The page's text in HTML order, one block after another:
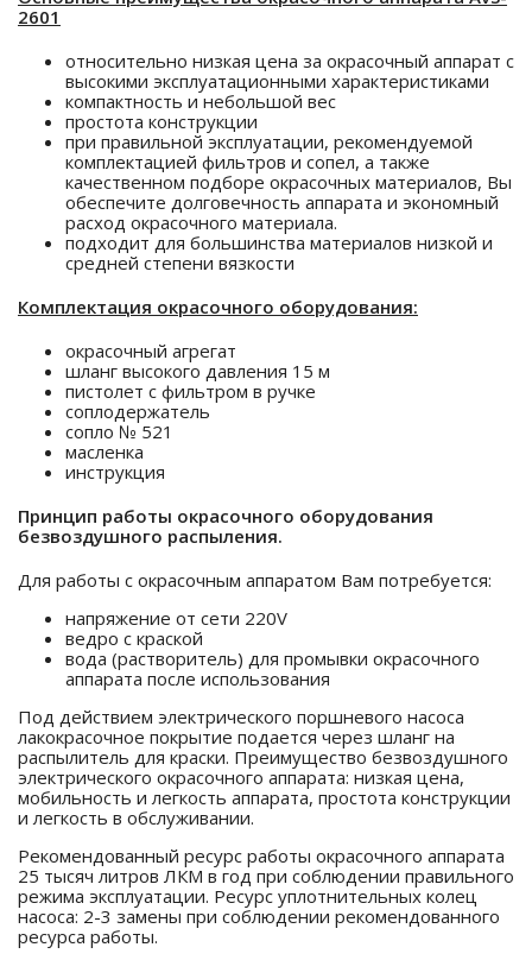
2601
относительно низкая цена за окрасочный аппарат с
высокими эксплуатационными характеристиками
компактность и небольшой вес
простота конструкции
при правильной эксплуатации, рекомендуемой
комплектацией фильтров и сопел, а также
качественном подборе окрасочных материалов, Вы
обеспечите долговечность аппарата и экономный
расход окрасочного материала.
подходит для большинства материалов низкой и
средней степени вязкости
Комплектация окрасочного оборудования:
окрасочный агрегат
шланг высокого давления 15 м
пистолет с фильтром в ручке
соплодержатель
сопло № 521
масленка
инструкция
Принцип работы окрасочного оборудования
безвоздушного распыления.
Для работы с окрасочным аппаратом Вам потребуется:
напряжение от сети 220V
ведро с краской
вода (растворитель) для промывки окрасочного
аппарата после использования
Под действием электрического поршневого насоса
лакокрасочное покрытие подается через шланг на
распылитель для краски. Преимущество безвоздушного
электрического окрасочного аппарата: низкая цена,
мобильность и легкость аппарата, простота конструкции
и легкость в обслуживании.
Рекомендованный ресурс работы окрасочного аппарата
25 тысяч литров ЛКМ в год при соблюдении правильного
режима эксплуатации. Ресурс уплотнительных колец
насоса: 2-3 замены при соблюдении рекомендованного
ресурса работы.